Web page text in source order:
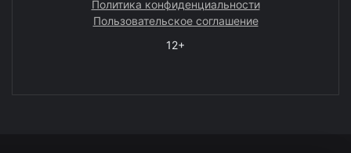
Политика конфиденциальности
Пользовательское соглашение
12+